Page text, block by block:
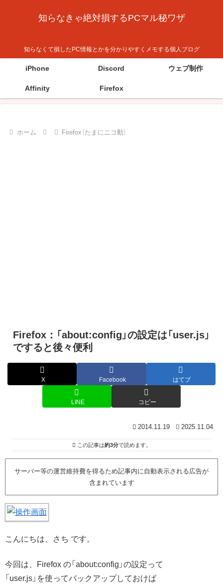
知らなきゃ絶対損するPCマル秘ワザ
知らなくて損したPC情報とかを分かりやすくメモする個人ブログ
iPhone Discord ウェブ制作
Affinity Firefox
ホーム Firefox（たまにニコ動）
Firefox：「about:config」の設定は「user.js」
ですると後々便利
X Facebook はてブ
LINE コピー
2014.11.19 2025.11.04
この記事は約3分で読めます。
サーバー等の運営維持費を得るため記事内に自動表示される広告が
含まれています
こんにちは、さち です。
今回は、Firefox の「about:config」の設定って
「user.js」を使ってバックアップしておけば